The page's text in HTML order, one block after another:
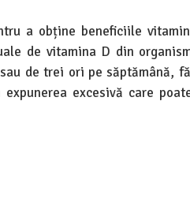
a obține beneficiile
de vitamina D din
de trei ori pe săptămână,
excesivă care